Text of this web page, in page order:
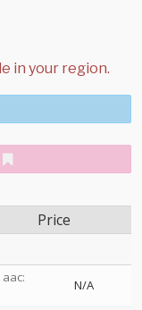
Price
aac:
N/A